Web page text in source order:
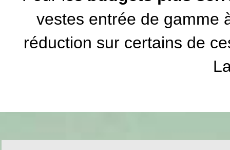
vestes entrée de gamme
réduction sur certains de